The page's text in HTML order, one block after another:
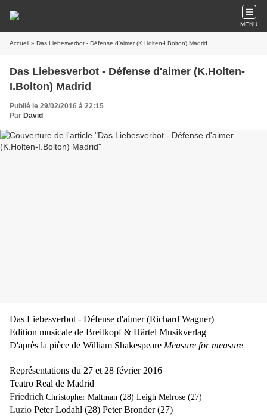
MENU
Accueil » Das Liebesverbot - Défense d'aimer (K.Holten-I.Bolton) Madrid
Das Liebesverbot - Défense d'aimer (K.Holten-
I.Bolton) Madrid
Publié le 29/02/2016 à 22:15
Par David
Das Liebesverbot - Défense d'aimer (Richard Wagner)
Edition musicale de Breitkopf & Härtel Musikverlag
D'après la pièce de William Shakespeare Measure for measure
Représentations du 27 et 28 février 2016
Teatro Real de Madrid
Friedrich Christopher Maltman (28) Leigh Melrose (27)
Luzio Peter Lodahl (28) Peter Bronder (27)